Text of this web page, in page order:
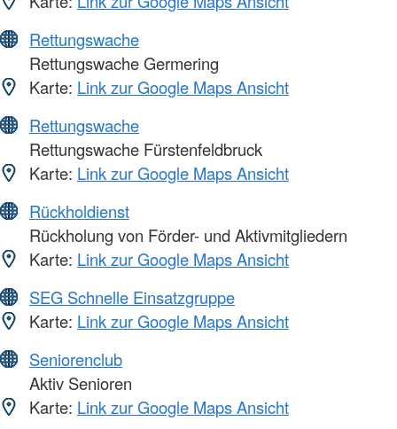
Rettungswache
Rettungswache Germering
Karte: Link zur Google Maps Ansicht
Rettungswache
Rettungswache Fürstenfeldbruck
Karte: Link zur Google Maps Ansicht
Rückholdienst
Rückholung von Förder- und Aktivmitgliedern
Karte: Link zur Google Maps Ansicht
SEG Schnelle Einsatzgruppe
Karte: Link zur Google Maps Ansicht
Seniorenclub
Aktiv Senioren
Karte: Link zur Google Maps Ansicht